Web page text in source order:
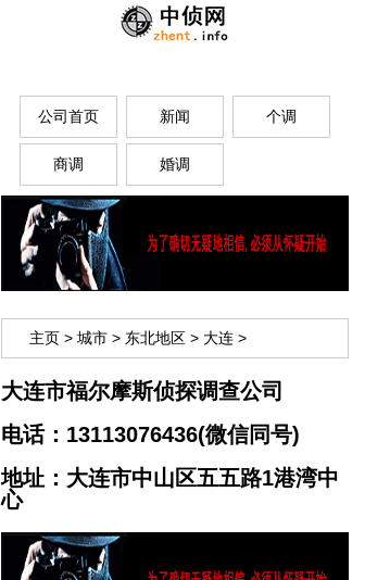
公司首页 新闻 个调
商调 婚调
主页 > 城市 > 东北地区 > 大连 >
大连市‌‌福尔摩斯侦探调查公司
电话： 13113076436(微信同号)
地址： 大连市中山区五五路1港湾中
心